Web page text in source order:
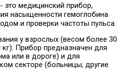
это медицинский прибор,
насыщенности гемоглобина
и проверки частоты пульса.
у взрослых (весом более 30
Прибор предназначен для
или в дороге) и для
секторе (больницы, другие